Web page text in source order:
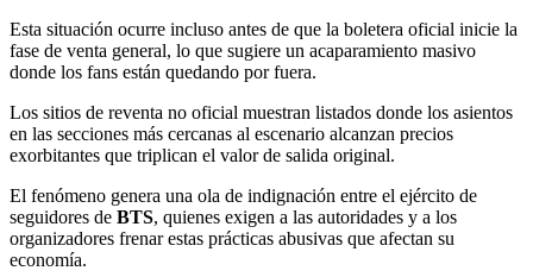
Esta situación ocurre incluso antes de que la boletera oficial inicie la
fase de venta general, lo que sugiere un acaparamiento masivo
donde los fans están quedando por fuera.
Los sitios de reventa no oficial muestran listados donde los asientos
en las secciones más cercanas al escenario alcanzan precios
exorbitantes que triplican el valor de salida original.
El fenómeno genera una ola de indignación entre el ejército de
seguidores de BTS, quienes exigen a las autoridades y a los
organizadores frenar estas prácticas abusivas que afectan su
economía.